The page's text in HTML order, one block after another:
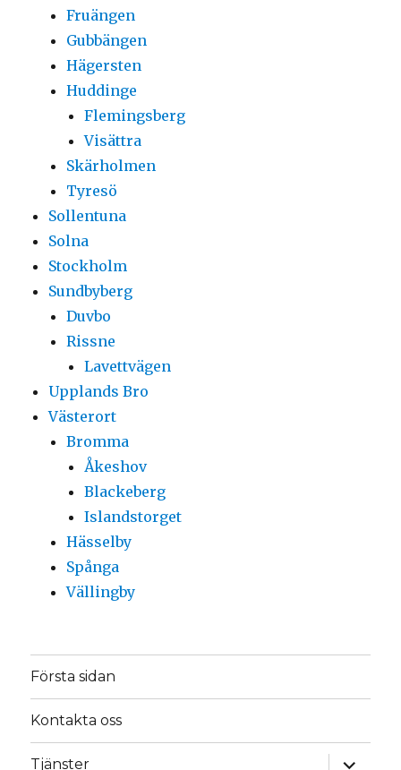
Fruängen
Gubbängen
Hägersten
Huddinge
Flemingsberg
Visättra
Skärholmen
Tyresö
Sollentuna
Solna
Stockholm
Sundbyberg
Duvbo
Rissne
Lavettvägen
Upplands Bro
Västerort
Bromma
Åkeshov
Blackeberg
Islandstorget
Hässelby
Spånga
Vällingby
Första sidan
Kontakta oss
Tjänster